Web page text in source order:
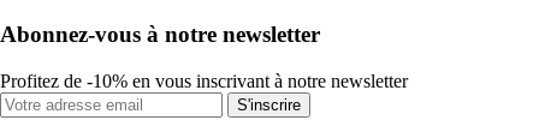
Abonnez-vous à notre newsletter
Profitez de -10% en vous inscrivant à notre newsletter
S'inscrire